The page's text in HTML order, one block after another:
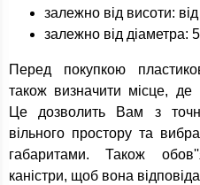
залежно від висоти:
залежно від діаметра:
Перед покупкою
також визначити місце, де
Це дозволить Вам з
вільного простору та
габаритами. Також
каністри, щоб вона